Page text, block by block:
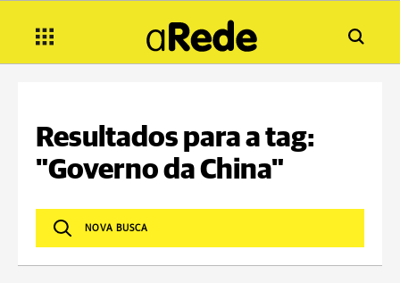
Resultados para a tag:
"Governo da China"